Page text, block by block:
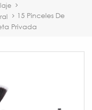
15 Pinceles De
Privada